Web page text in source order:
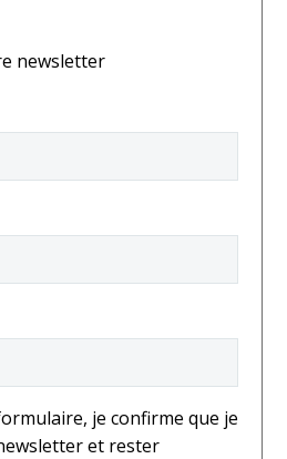
newsletter
je confirme que je
et rester